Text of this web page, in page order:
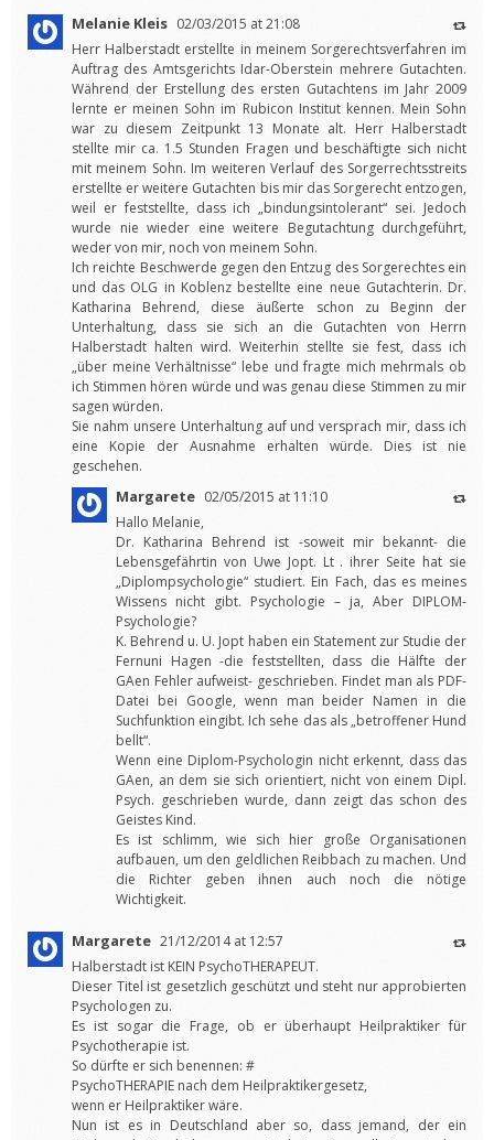
Melanie Kleis 02/03/2015 at 21:08
Herr Halberstadt erstellte in meinem Sorgerechtsverfahren im
Auftrag des Amtsgerichts Idar-Oberstein mehrere Gutachten.
Während der Erstellung des ersten Gutachtens im Jahr 2009
lernte er meinen Sohn im Rubicon Institut kennen. Mein Sohn
war zu diesem Zeitpunkt 13 Monate alt. Herr Halberstadt
stellte mir ca. 1.5 Stunden Fragen und beschäftigte sich nicht
mit meinem Sohn. Im weiteren Verlauf des Sorgerrechtsstreits
erstellte er weitere Gutachten bis mir das Sorgerecht entzogen,
weil er feststellte, dass ich „bindungsintolerant“ sei. Jedoch
wurde nie wieder eine weitere Begutachtung durchgeführt,
weder von mir, noch von meinem Sohn.
Ich reichte Beschwerde gegen den Entzug des Sorgerechtes ein
und das OLG in Koblenz bestellte eine neue Gutachterin. Dr.
Katharina Behrend, diese äußerte schon zu Beginn der
Unterhaltung, dass sie sich an die Gutachten von Herrn
Halberstadt halten wird. Weiterhin stellte sie fest, dass ich
„über meine Verhältnisse“ lebe und fragte mich mehrmals ob
ich Stimmen hören würde und was genau diese Stimmen zu mir
sagen würden.
Sie nahm unsere Unterhaltung auf und versprach mir, dass ich
eine Kopie der Ausnahme erhalten würde. Dies ist nie
geschehen.
Margarete 02/05/2015 at 11:10
Hallo Melanie,
Dr. Katharina Behrend ist -soweit mir bekannt- die
Lebensgefährtin von Uwe Jopt. Lt . ihrer Seite hat sie
„Diplompsychologie“ studiert. Ein Fach, das es meines
Wissens nicht gibt. Psychologie – ja, Aber DIPLOM-
Psychologie?
K. Behrend u. U. Jopt haben ein Statement zur Studie der
Fernuni Hagen -die feststellten, dass die Hälfte der
GAen Fehler aufweist- geschrieben. Findet man als PDF-
Datei bei Google, wenn man beider Namen in die
Suchfunktion eingibt. Ich sehe das als „betroffener Hund
bellt“.
Wenn eine Diplom-Psychologin nicht erkennt, dass das
GAen, an dem sie sich orientiert, nicht von einem Dipl.
Psych. geschrieben wurde, dann zeigt das schon des
Geistes Kind.
Es ist schlimm, wie sich hier große Organisationen
aufbauen, um den geldlichen Reibbach zu machen. Und
die Richter geben ihnen auch noch die nötige
Wichtigkeit.
Margarete 21/12/2014 at 12:57
Halberstadt ist KEIN PsychoTHERAPEUT.
Dieser Titel ist gesetzlich geschützt und steht nur approbierten
Psychologen zu.
Es ist sogar die Frage, ob er überhaupt Heilpraktiker für
Psychotherapie ist.
So dürfte er sich benennen: #
PsychoTHERAPIE nach dem Heilpraktikergesetz,
wenn er Heilpraktiker wäre.
Nun ist es in Deutschland aber so, dass jemand, der ein